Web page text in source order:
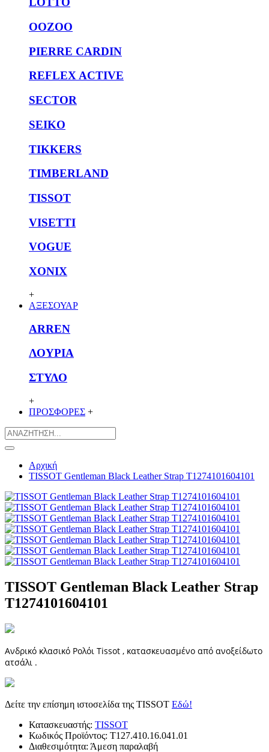
OOZOO
PIERRE CARDIN
REFLEX ACTIVE
SECTOR
SEIKO
TIKKERS
TIMBERLAND
TISSOT
VISETTI
VOGUE
XONIX
+
ΑΞΕΣΟΥΑΡ
ARREN
ΛΟΥΡΙΑ
ΣΤΥΛΟ
+
ΠΡΟΣΦΟΡΕΣ +
Αρχική
TISSOT Gentleman Black Leather Strap T1274101604101
TISSOT Gentleman Black Leather Strap
T1274101604101
Ανδρικό κλασικό Ρολόι Tissot , κατασκευασμένο από ανοξείδωτο
ατσάλι .
Δείτε την επίσημη ιστοσελίδα της TISSOT Εδώ!
Κατασκευαστής: TISSOT
Κωδικός Προϊόντος: T127.410.16.041.01
Διαθεσιμότητα: Άμεση παραλαβή